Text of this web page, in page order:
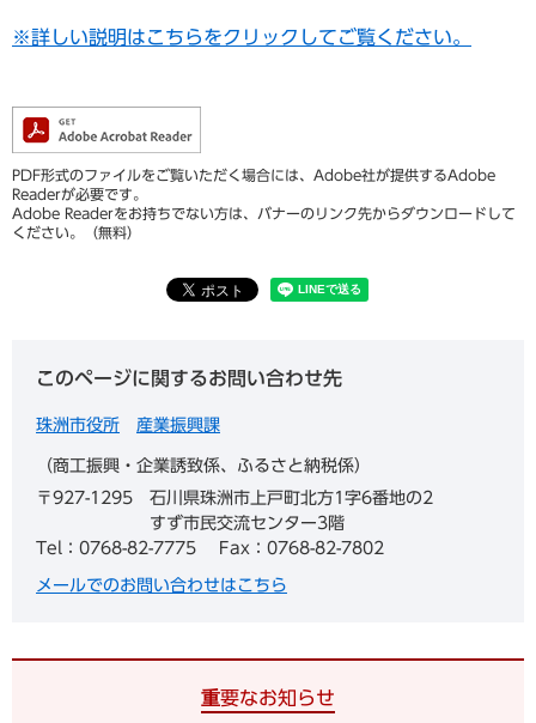
※詳しい説明はこちらをクリックしてご覧ください。
PDF形式のファイルをご覧いただく場合には、Adobe社が提供するAdobe
Readerが必要です。
Adobe Readerをお持ちでない方は、バナーのリンク先からダウンロードして
ください。（無料）
このページに関するお問い合わせ先
珠洲市役所 産業振興課
商工振興・企業誘致係、ふるさと納税係
〒927-1295
石川県珠洲市上戸町北方1字6番地の2
すず市民交流センター3階
Tel：0768-82-7775
Fax：0768-82-7802
メールでのお問い合わせはこちら
重要なお知らせ